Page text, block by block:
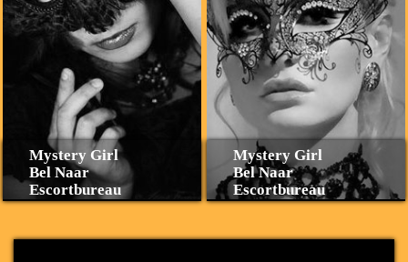
Mystery Girl
Bel Naar
Escortbureau
Mystery Girl
Bel Naar
Escortbureau